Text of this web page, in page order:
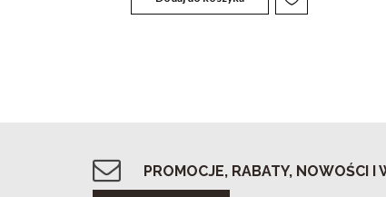
PROMOCJE, RABATY, NOWOŚCI I